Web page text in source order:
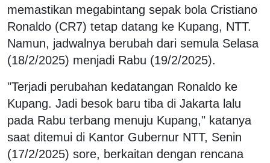
memastikan megabintang sepak bola Cristiano
Ronaldo (CR7) tetap datang ke Kupang, NTT.
Namun, jadwalnya berubah dari semula Selasa
(18/2/2025) menjadi Rabu (19/2/2025).
"Terjadi perubahan kedatangan Ronaldo ke
Kupang. Jadi besok baru tiba di Jakarta lalu
pada Rabu terbang menuju Kupang," katanya
saat ditemui di Kantor Gubernur NTT, Senin
(17/2/2025) sore, berkaitan dengan rencana